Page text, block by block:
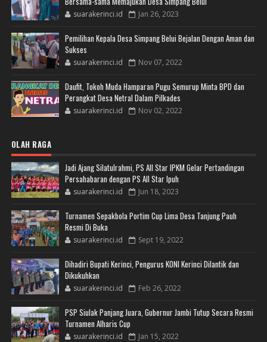
suarakerinci.id Jan 26, 2023
Pemilihan Kepala Desa Simpang Belui Bejalan Dengan Aman dan
Sukses
suarakerinci.id Nov 07, 2022
Daufit, Tokoh Muda Hamparan Pugu Semurup Minta BPD dan
Perangkat Desa Netral Dalam Pilkades
suarakerinci.id Nov 02, 2022
OLAH RAGA
Jadi Ajang Silatulrahmi, PS All Star IPKM Gelar Pertandingan
Persahabaran dengan PS All Star Ipuh
suarakerinci.id Jun 18, 2023
Turnamen Sepakbola Portim Cup Lima Desa Tanjung Pauh
Resmi Di Buka
suarakerinci.id Sept 19, 2022
Dihadiri Bupati Kerinci, Pengurus KONI Kerinci Dilantik dan
Dikukuhkan
suarakerinci.id Feb 26, 2022
PSP Siulak Panjang Juara, Gubernur Jambi Tutup Secara Resmi
Turnamen Alharis Cup
suarakerinci.id Jan 15, 2022